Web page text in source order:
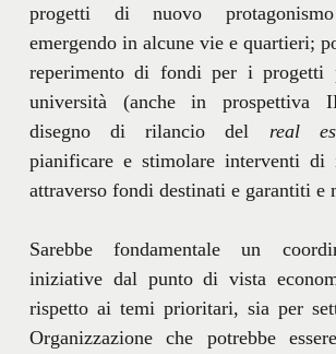
progetti di nuovo
emergendo in alcune vie e quartieri;
reperimento di fondi per i progetti
università (anche in prospettiva
disegno di rilancio del real
pianificare e stimolare interventi di
attraverso fondi destinati e garantiti e
Sarebbe fondamentale un
iniziative dal punto di vista
rispetto ai temi prioritari, sia per
Organizzazione che potrebbe